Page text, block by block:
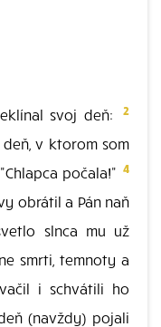
svoj deň: 2
v ktorom som
počala!" 4
obrátil a Pán naň
slnca mu už
smrti, temnoty a
i schvátili ho
(navždy) pojali